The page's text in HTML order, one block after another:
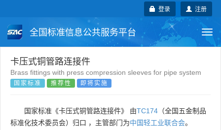
注册
登录
全国标准信息公共服务平台
国家标准
团体标准 企业标准
国外标准 技术委员会
卡压式铜管路连接件
Brass fittings with press compression sleeves for pipe system
国家标准 推荐性 即将实施
国家标准《卡压式铜管路连接件》 由TC174 （全国五金制品
标准化技术委员会）归口 ，主管部门为中国轻工业联合会。